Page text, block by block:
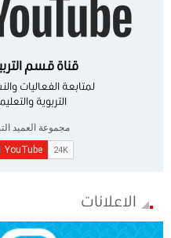
قناة قسم
لمتابعة الفعاليات
التربوية
الاعلانات